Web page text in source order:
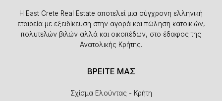
Η East Crete Real Estate αποτελεί μια σύγχρονη ελληνική
εταιρεία με εξειδίκευση στην αγορά και πώληση κατοικιών,
πολυτελών βιλών αλλά και οικοπέδων, στο έδαφος της
Ανατολικής Κρήτης.
ΒΡΕΙΤΕ ΜΑΣ
Σχίσμα Ελούντας - Κρήτη